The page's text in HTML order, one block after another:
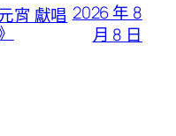
宵 獻唱 2026 年 8
月 8 日